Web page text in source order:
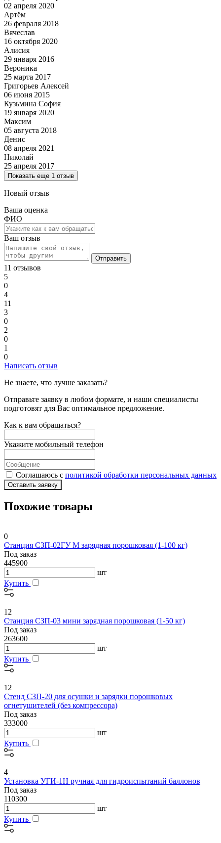
02 апреля 2020
Артём
26 февраля 2018
Вячеслав
16 октября 2020
Алисия
29 января 2016
Вероника
25 марта 2017
Григорьев Алексей
06 июня 2015
Кузьмина София
19 января 2020
Максим
05 августа 2018
Денис
08 апреля 2021
Николай
25 апреля 2017
Показать еще 1 отзыв
Новый отзыв
Ваша оценка
ФИО
Ваш отзыв
Отправить
11 отзывов
5
0
4
11
3
0
2
0
1
0
Написать отзыв
Не знаете, что лучше заказать?
Отправьте заявку в любом формате, и наши специалисты
подготовят для Вас оптимальное предложение.
Как к вам обращаться?
Укажите мобильный телефон
Соглашаюсь с политикой обработки персональных данных
Оставить заявку
Похожие товары
0
Станция СЗП-02ГУ М зарядная порошковая (1-100 кг)
Под заказ
445900
шт
Купить
12
Станция СЗП-03 мини зарядная порошковая (1-50 кг)
Под заказ
263600
шт
Купить
12
Cтенд СЗП-20 для осушки и зарядки порошковых
огнетушителей (без компрессора)
Под заказ
333000
шт
Купить
4
Установка УГИ-1Н ручная для гидроиспытаний баллонов
Под заказ
110300
шт
Купить